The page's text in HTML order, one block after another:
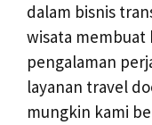
dalam bisnis
wisata membuat
pengalaman
layanan travel
mungkin kami